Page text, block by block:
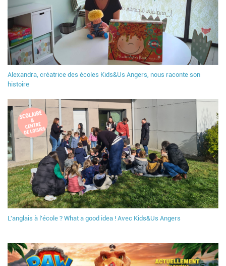
Alexandra, créatrice des écoles Kids&Us Angers, nous raconte son
histoire
L'anglais à l'école ? What a good idea ! Avec Kids&Us Angers